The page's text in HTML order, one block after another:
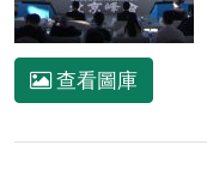
查看圖庫